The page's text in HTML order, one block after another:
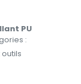
PU
: